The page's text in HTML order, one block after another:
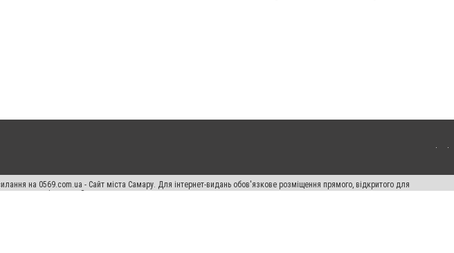
на 0569.com.ua - Сайт міста Самару. Для інтернет-видань обов'язкове розміщення прямого, відкритого для
прав переслідується Законом.